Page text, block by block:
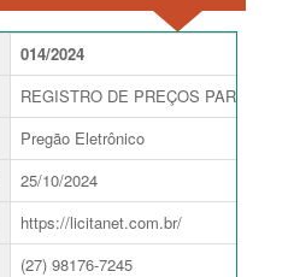
014/2024
REGISTRO DE PREÇOS PARA
Pregão Eletrônico
25/10/2024
https://licitanet.com.br/
(27) 98176-7245